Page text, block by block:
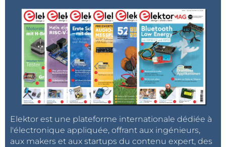
Elektor est une plateforme internationale dédiée à
l'électronique appliquée, offrant aux ingénieurs,
aux makers et aux startups du contenu expert, des